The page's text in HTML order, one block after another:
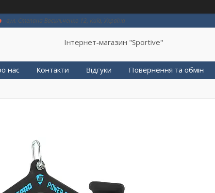
вул. Степана Васильченко 12, Київ, Україна
Інтернет-магазин "Sportive"
нас Контакти Відгуки Повернення та обмін